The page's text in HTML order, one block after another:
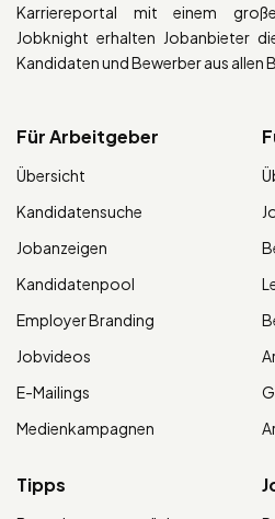
Karriereportal mit einem
Jobknight erhalten Jobanbieter
Kandidaten und Bewerber aus allen
Für Arbeitgeber
Übersicht
Kandidatensuche
Jobanzeigen
Kandidatenpool
Employer Branding
Jobvideos
E-Mailings
Medienkampagnen
Tipps